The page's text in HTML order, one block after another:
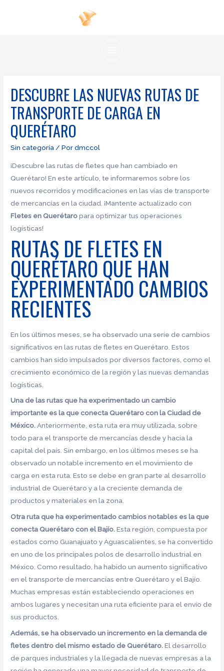
DESCUBRE LAS NUEVAS RUTAS DE
TRANSPORTE DE CARGA EN
QUERÉTARO
Sin categoría / Pordmccol
¡Descubre las rutas de fletes que han cambiado en
Querétaro! En este artículo, te informaremos sobre los
nuevos recorridos y modificaciones en las vías de transporte
de mercancías en la ciudad. ¡Mantente actualizado con
Fletes en Querétaropara optimizar tus operaciones
logísticas!
RUTAS DE FLETES EN
QUERÉTARO QUE HAN
EXPERIMENTADO CAMBIOS
RECIENTES
En los últimos meses, se ha observado una serie de cambios
significativos en las rutas de fletes en Querétaro. Estos
cambios han sido impulsados ​​por diversos factores, como el
crecimiento económico de la región y las nuevas demandas
logísticas.
Una de las rutas que ha experimentado un cambio
importante es la que conecta Querétaro con la Ciudad de
México.Anteriormente, esta ruta era muy utilizada, sobre
todo para el transporte de mercancías desde y hacia la
capital del país. Sin embargo, en los últimos meses se ha
observado un notable incremento en el movimiento de
carga en esta ruta. Esto se debe en gran parte al desarrollo
industrial de Querétaro y a la creciente demanda de
productos y materiales en la zona.
Otra ruta que ha experimentado cambios notables es la que
conecta Querétaro con el Bajío.Esta región, compuesta por
estados como Guanajuato y Aguascalientes, se ha convertido
en uno de los principales polos de desarrollo industrial en
México. Como resultado, ha habido un aumento significativo
en el transporte de mercancías entre Querétaro y el Bajío.
Muchas empresas están estableciendo operaciones en
ambos lugares y necesitan una ruta eficiente para el envío de
sus productos.
Además, se ha observado un incremento en la demanda de
fletes dentro del mismo estado de Querétaro.El desarrollo
de parques industriales y la llegada de nuevas empresas a la